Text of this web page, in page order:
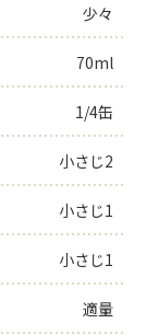
少々
70ml
1/4缶
小さじ2
小さじ1
小さじ1
適量